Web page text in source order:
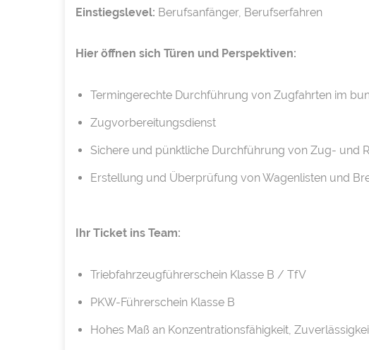
Einstiegslevel: Berufsanfänger, Berufserfahren
Hier öffnen sich Türen und Perspektiven:
Termingerechte Durchführung von Zugfahrten im
Zugvorbereitungsdienst
Sichere und pünktliche Durchführung von Zug- und
Erstellung und Überprüfung von Wagenlisten und
Ihr Ticket ins Team:
Triebfahrzeugführerschein Klasse B / TfV
PKW-Führerschein Klasse B
Hohes Maß an Konzentrationsfähigkeit,